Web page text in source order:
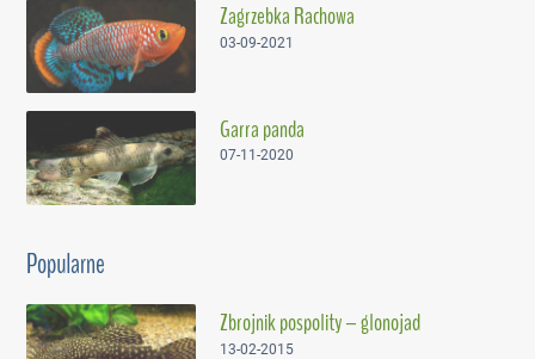
Zagrzebka Rachowa
03-09-2021
Garra panda
07-11-2020
Popularne
Zbrojnik pospolity – glonojad
13-02-2015